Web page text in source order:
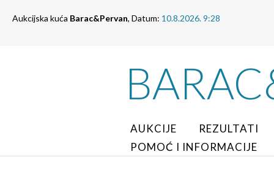
Aukcijska kuća Barac&Pervan, Datum: 10.8.2026. 9:28
AUKCIJE
REZULTATI
POMOĆ I INFORMACIJE